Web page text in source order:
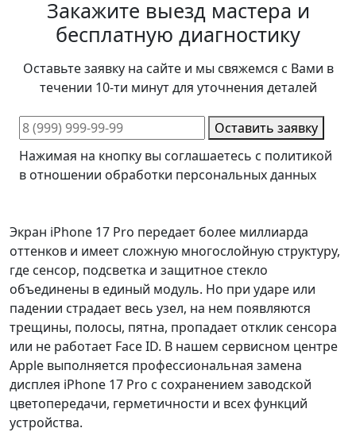
Закажите выезд мастера и
бесплатную диагностику
Оставьте заявку на сайте и мы свяжемся с Вами в
течении 10-ти минут для уточнения деталей
Оставить заявку
Нажимая на кнопку вы соглашаетесь с политикой
в отношении обработки персональных данных
Экран iPhone 17 Pro передает более миллиарда
оттенков и имеет сложную многослойную структуру,
где сенсор, подсветка и защитное стекло
объединены в единый модуль. Но при ударе или
падении страдает весь узел, на нем появляются
трещины, полосы, пятна, пропадает отклик сенсора
или не работает Face ID. В нашем сервисном центре
Apple выполняется профессиональная замена
дисплея iPhone 17 Pro с сохранением заводской
цветопередачи, герметичности и всех функций
устройства.